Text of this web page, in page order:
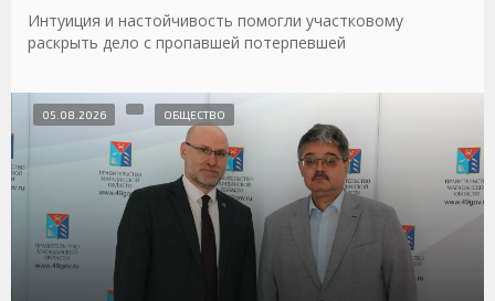
Интуиция и настойчивость помогли участковому
раскрыть дело с пропавшей потерпевшей
05.08.2026 ОБЩЕСТВО